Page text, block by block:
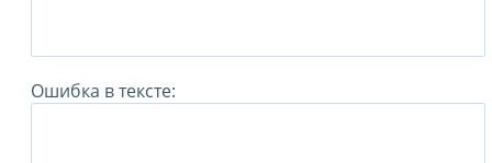
Ошибка в тексте: